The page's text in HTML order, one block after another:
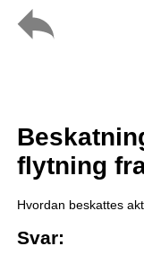
flytning
Hvordan beskattes
Svar: